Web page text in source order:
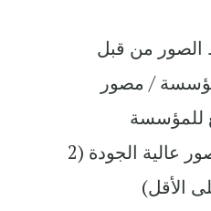
من قبل
/ مصور
أن تكون الصور عالية الجودة (2
الأقل)